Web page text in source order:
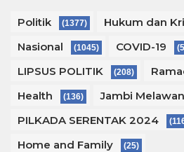
Politik (1377) Hukum dan
Nasional (1045) COVID-19
LIPSUS POLITIK (208)
Health (136) Jambi
PILKADA SERENTAK 2024
Home and Family (25)